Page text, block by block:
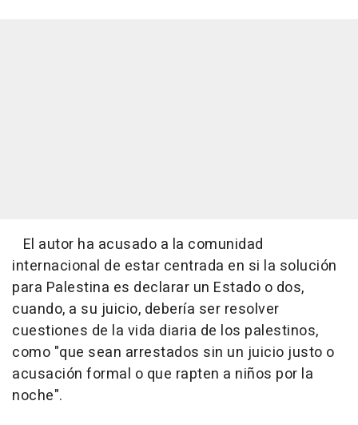
El autor ha acusado a la comunidad
internacional de estar centrada en si la solución
para Palestina es declarar un Estado o dos,
cuando, a su juicio, debería ser resolver
cuestiones de la vida diaria de los palestinos,
como "que sean arrestados sin un juicio justo o
acusación formal o que rapten a niños por la
noche".